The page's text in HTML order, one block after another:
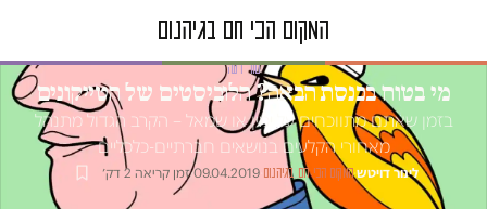
טור דעה
מי בטוח בכנסת הבאה? הלוביסטים של הטייקונים
בזמן שאתם מתווכחים על ימין או שמאל – הקרב הגדול מתנהל
מאחורי הקלעים בנושאים חברתיים-כלכליים
לינור דויטש·המקום הכי חם בגיהנום 09.04.2019
·זמן קריאה 2 דק׳